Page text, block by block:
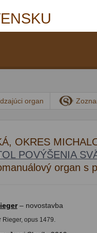
organ
OKRES
POVÝŠENIA
organ s
– novostavba
Rieger, opus 1479.